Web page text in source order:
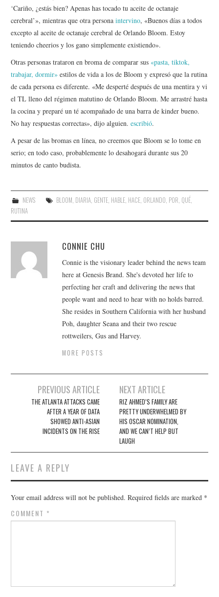
‘Cariño, ¿estás bien? Apenas has tocado tu aceite de octanaje
cerebral’», mientras que otra personaintervino, «Buenos días a todos
excepto al aceite de octanaje cerebral de Orlando Bloom. Estoy
teniendo cheerios y los gano simplemente existiendo».
Otras personas trataron en broma de comparar sus «pasta, tiktok,
trabajar, dormir» estilos de vida a los de Bloom y expresó que la rutina
de cada persona es diferente. «Me desperté después de una mentira y vi
el TL lleno del régimen matutino de Orlando Bloom. Me arrastré hasta
la cocina y preparé un té acompañado de una barra de kinder bueno.
No hay respuestas correctas», dijo alguien.escribió.
A pesar de las bromas en línea, no creemos que Bloom se lo tome en
serio; en todo caso, probablemente lo desahogará durante sus 20
minutos de canto budista.
NEWS BLOOM DIARIA, GENTE, HABLE, HACE, ORLANDO POR QUÉ,
RUTINA
CONNIE CHU
Connie is the visionary leader behind the news team
here at Genesis Brand. She's devoted her life to
perfecting her craft and delivering the news that
people want and need to hear with no holds barred.
She resides in Southern California with her husband
Poh, daughter Seana and their two rescue
rottweilers, Gus and Harvey.
MORE POSTS
navigation
PREVIOUS ARTICLE
THE ATLANTA ATTACKS CAME
AFTER A YEAR OF DATA
SHOWED ANTI-ASIAN
INCIDENTS ON THE RISE
NEXT ARTICLE
RIZ AHMED’S FAMILY ARE
PRETTY UNDERWHELMED BY
HIS OSCAR NOMINATION,
AND WE CAN’T HELP BUT
LAUGH
LEAVE A REPLY
Your email address will not be published. Required fields are marked *
COMMENT *